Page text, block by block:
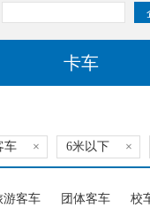
卡车
车 × 6米以下 ×
游客车 团体客车 校